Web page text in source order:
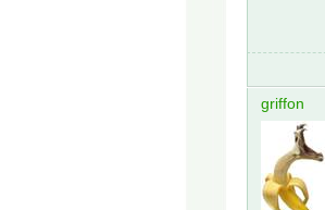
griffon